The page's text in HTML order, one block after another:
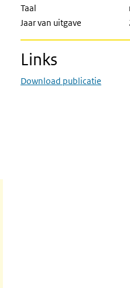
Taal
Jaar van uitgave
Links
Download publicatie